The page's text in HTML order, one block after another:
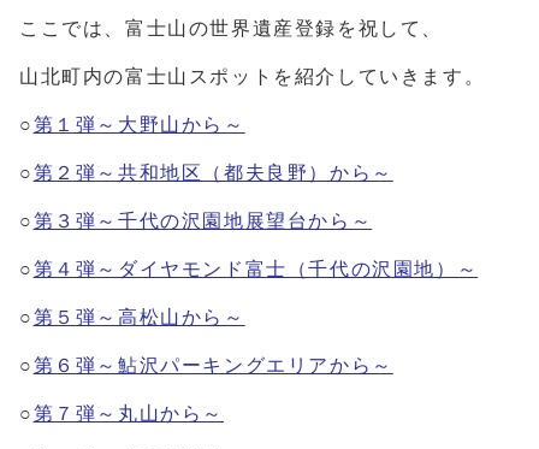
ここでは、富士山の世界遺産登録を祝して、
山北町内の富士山スポットを紹介していきます。
○第１弾～大野山から～
○第２弾～共和地区（都夫良野）から～
○第３弾～千代の沢園地展望台から～
○第４弾～ダイヤモンド富士（千代の沢園地）～
○第５弾～高松山から～
○第６弾～鮎沢パーキングエリアから～
○第７弾～丸山から～